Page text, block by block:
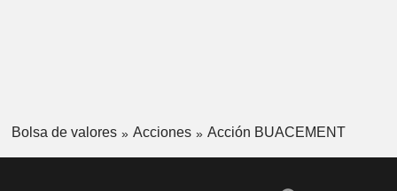
Bolsa de valores Acciones Acción BUACEMENT